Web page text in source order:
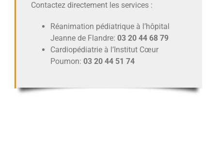
Contactez directement les services :
Réanimation pédiatrique à l’hôpital
Jeanne de Flandre: 03 20 44 68 79
Cardiopédiatrie à l’Institut Cœur
Poumon: 03 20 44 51 74